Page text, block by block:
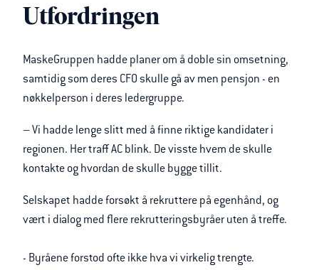
Utfordringen
MaskeGruppen hadde planer om å doble sin omsetning,
samtidig som deres CFO skulle gå av men pensjon - en
nøkkelperson i deres ledergruppe.
– Vi hadde lenge slitt med å finne riktige kandidater i
regionen. Her traff AC blink. De visste hvem de skulle
kontakte og hvordan de skulle bygge tillit.
Selskapet hadde forsøkt å rekruttere på egenhånd, og
vært i dialog med flere rekrutteringsbyråer uten å treffe.
- Byråene forstod ofte ikke hva vi virkelig trengte.